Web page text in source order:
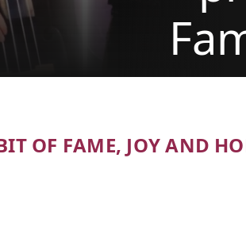
OF FAME, JOY AND